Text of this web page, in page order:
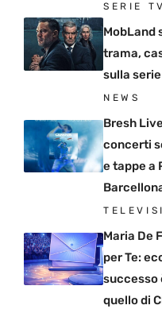
SERIE TV
MobLand
trama,
sulla
NEWS
Bresh
concerti
e tappe a
Maria De
per Te:
successo
quello di